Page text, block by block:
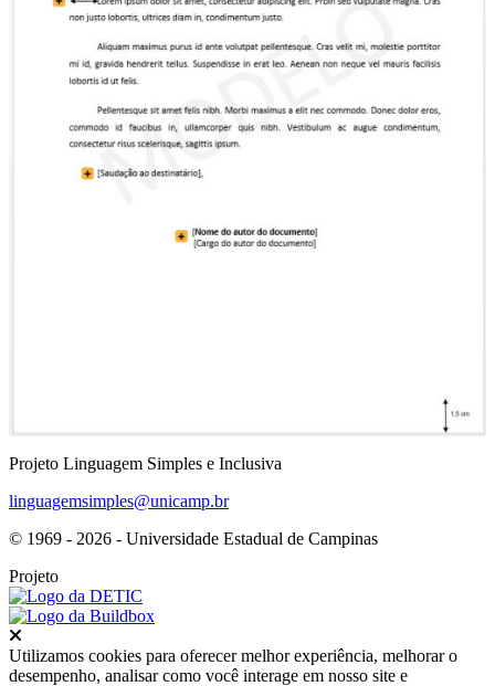
Projeto Linguagem Simples e Inclusiva
linguagemsimples@unicamp.br
© 1969 - 2026 - Universidade Estadual de Campinas
Projeto
Utilizamos cookies para oferecer melhor experiência, melhorar o
desempenho, analisar como você interage em nosso site e